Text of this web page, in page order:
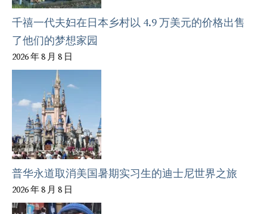
千禧一代夫妇在日本乡村以 4.9 万美元的价格出售
了他们的梦想家园
2026 年 8 月 8 日
普华永道取消美国暑期实习生的迪士尼世界之旅
2026 年 8 月 8 日